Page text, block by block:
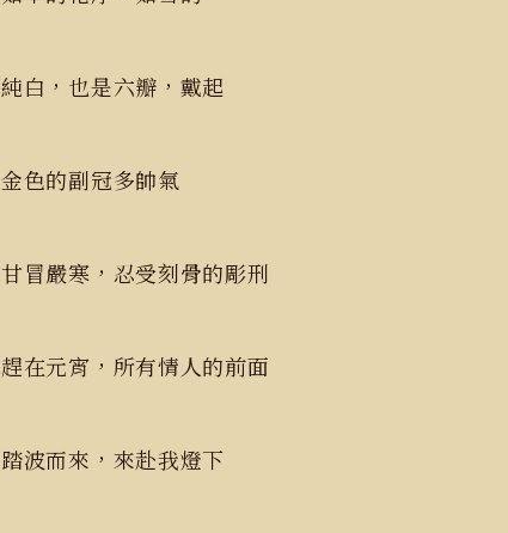
純白，也是六瓣，戴起
金色的副冠多帥氣
甘冒嚴寒，忍受刻骨的彫刑
趕在元宵，所有情人的前面
踏波而來，來赴我燈下